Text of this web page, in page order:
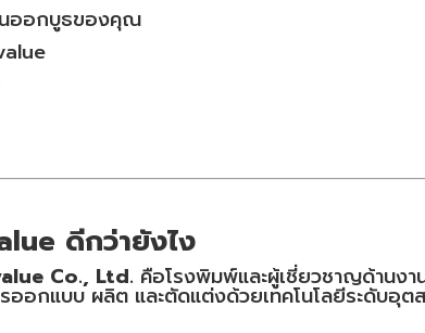
นออกบูธของคุณ
ดีกว่ายังไง
Co., Ltd. คือโรงพิมพ์และผู้เชี่ยวชาญด้านง
อกแบบ ผลิต และตัดแต่งด้วยเทคโนโลยีระดับอุ